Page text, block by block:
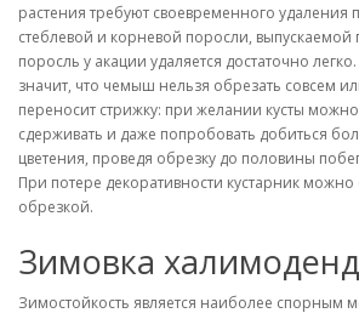
растения требуют своевременного удаления
стеблевой и корневой поросли, выпускаемой
поросль у акации удаляется достаточно
значит, что чемыш нельзя обрезать совсем
переносит стрижку: при желании кусты
сдерживать и даже попробовать добиться
цветения, проведя обрезку до половины
При потере декоративности кустарник
обрезкой.
Зимовка
Зимостойкость является наиболее спорным